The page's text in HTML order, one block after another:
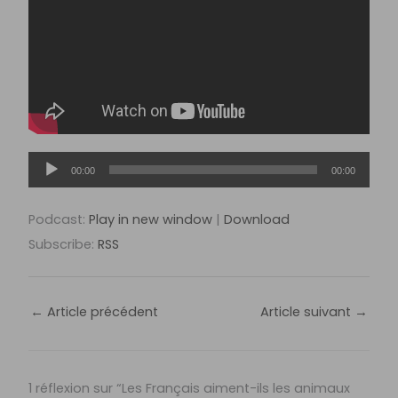
Lecteur
audio
00:00 00:00
Podcast:Play in new window |Download
Subscribe:RSS
← Article précédent Article suivant →
1 réflexion sur “Les Français aiment-ils les animaux